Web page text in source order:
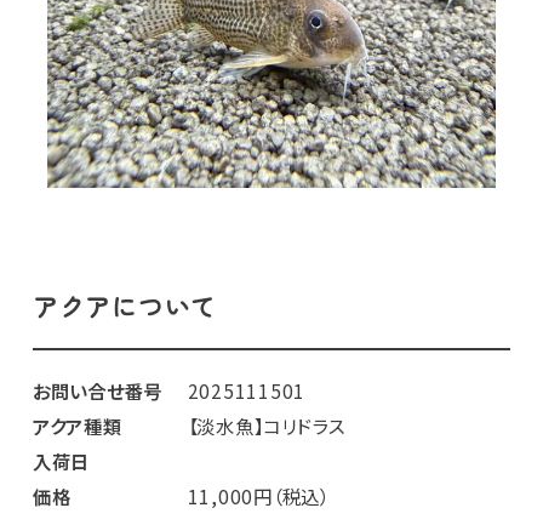
アクアについて
お問い合せ番号
2025111501
アクア種類
【淡水魚】コリドラス
入荷日
価格
11,000円（税込）